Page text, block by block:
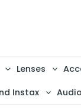
Lenses
Audio
Instax